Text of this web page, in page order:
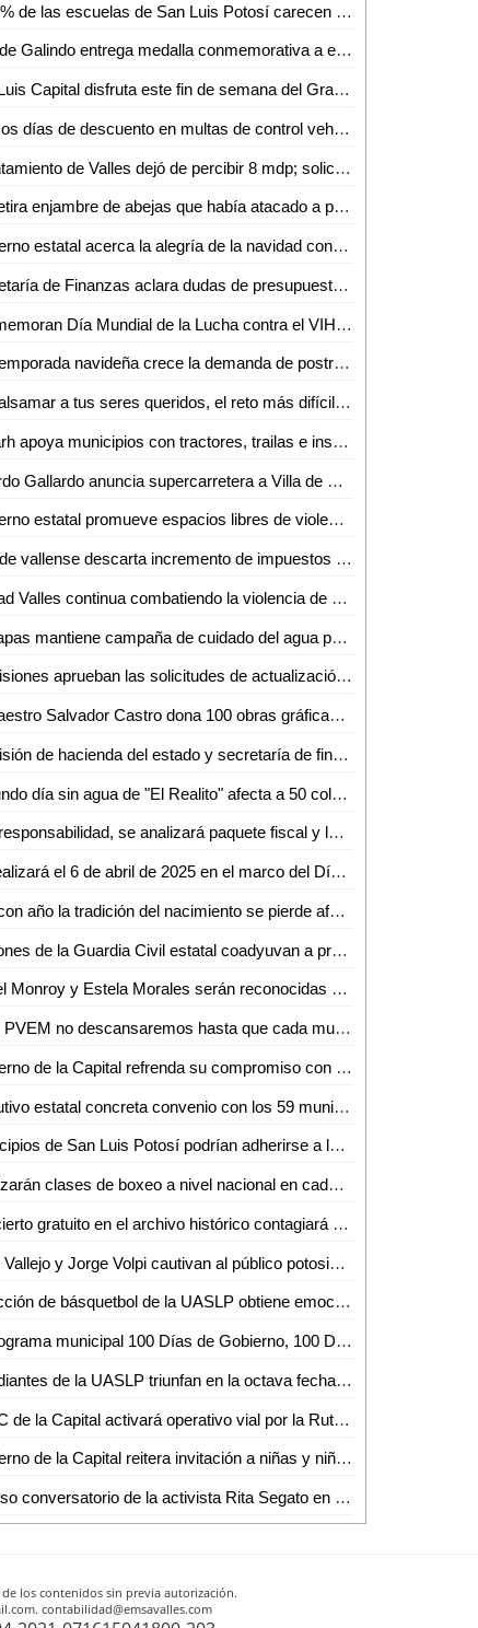
El 20% de las escuelas de San Luis Potosí carecen de personal de seguridad e intendencia
Alcalde Galindo entrega medalla conmemorativa a escritoras y escritores del XVII Festival Internacional Letras en San Luis
San Luis Capital disfruta este fin de semana del Gran Fondo Nairo Quintana, el más grande evento gratuito de ciclismo en México
Últimos días de descuento en multas de control vehicular y cambio de propietario
Ayuntamiento de Valles dejó de percibir 8 mdp; solicitarán crédito bancario
PC retira enjambre de abejas que había atacado a personas en Zona Centro de Valles
Gobierno estatal acerca la alegría de la navidad con caravana navideña
Secretaría de Finanzas aclara dudas de presupuesto de municipios ante el legislativo
Conmemoran Día Mundial de la Lucha contra el VIH/SIDA en Ciudad Valles
Por temporada navideña crece la demanda de postres entre los pasteleros de Ciudad Valles
Embalsamar a tus seres queridos, el reto más difícil de un embalsamador: Óscar Moya
Sedarh apoya municipios con tractores, trailas e insumos para cultivo en la Huasteca
Ricardo Gallardo anuncia supercarretera a Villa de Reyes
Gobierno estatal promueve espacios libres de violencia en las escuelas
Alcalde vallense descarta incremento de impuestos tras solicitud de crédito
Ciudad Valles continua combatiendo la violencia de género a través de programas específicos
Interapas mantiene campaña de cuidado del agua para promover el cambio de hábitos en el hogar.
Comisiones aprueban las solicitudes de actualización de valores unitarios de suelo y construcción para los municipios para el ejercicio fiscal 2025
El maestro Salvador Castro dona 100 obras gráficas al MUNI de la UASLP
Comisión de hacienda del estado y secretaría de finanzas, inician análisis del paquete fiscal 2025
Segundo día sin agua de "El Realito" afecta a 50 colonias del sur poniente de la Ciudad Capital
Con responsabilidad, se analizará paquete fiscal y leyes de ingresos municipales en el congreso del estado
Se realizará el 6 de abril de 2025 en el marco del Día Internacional del Deporte para el Desarrollo y la Paz
Año con año la tradición del nacimiento se pierde afectando a comerciantes
Acciones de la Guardia Civil estatal coadyuvan a prevenir el acoso escolar
Isabel Monroy y Estela Morales serán reconocidas con Doctorado Honoris Causa de la UASLP
En el PVEM no descansaremos hasta que cada mujer reciba lo que le corresponda, Ruth González Silva
Gobierno de la Capital refrenda su compromiso con la educación y la juventud; entrega Estímulos para la Educación Superior
Ejecutivo estatal concreta convenio con los 59 municipios
Municipios de San Luis Potosí podrían adherirse a la prohibición de venta de pirotecnia el próximo año
Realizarán clases de boxeo a nivel nacional en cada plaza del país: Sheinbaum
Concierto gratuito en el archivo histórico contagiará espíritu navideño
Irene Vallejo y Jorge Volpi cautivan al público potosino en el XVII Festival Internacional Letras en San Luis
Selección de básquetbol de la UASLP obtiene emocionante triunfo en la Liga ABE México
El programa municipal 100 Días de Gobierno, 100 Días de Talacha, llegó a su jornada número 55 en la Colonia El Sauzalito
Estudiantes de la UASLP triunfan en la octava fecha del Nacional BMX
SSPC de la Capital activará operativo vial por la Ruta Nairo Kids
Gobierno de la Capital reitera invitación a niñas y niños para ganarse camisetas del Atlético de San Luis
Exitoso conversatorio de la activista Rita Segato en la UASLP
los contenidos sin previa autorización.
contabilidad@emsavalles.com